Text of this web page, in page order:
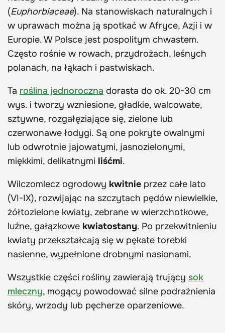
(Euphorbiaceae). Na stanowiskach naturalnych i
w uprawach można ją spotkać w Afryce, Azji i w
Europie. W Polsce jest pospolitym chwastem.
Często rośnie w rowach, przydrożach, leśnych
polanach, na łąkach i pastwiskach.
Ta roślina jednoroczna dorasta do ok. 20-30 cm
wys. i tworzy wzniesione, gładkie, walcowate,
sztywne, rozgałęziające się, zielone lub
czerwonawe łodygi. Są one pokryte owalnymi
lub odwrotnie jajowatymi, jasnozielonymi,
miękkimi, delikatnymi liśćmi.
Wilczomlecz ogrodowy kwitnie przez całe lato
(VI-IX), rozwijając na szczytach pędów niewielkie,
żółtozielone kwiaty, zebrane w wierzchotkowe,
luźne, gałązkowe kwiatostany. Po przekwitnieniu
kwiaty przekształcają się w pękate torebki
nasienne, wypełnione drobnymi nasionami.
Wszystkie części rośliny zawierają trujący sok
mleczny, mogący powodować silne podrażnienia
skóry, wrzody lub pęcherze oparzeniowe.